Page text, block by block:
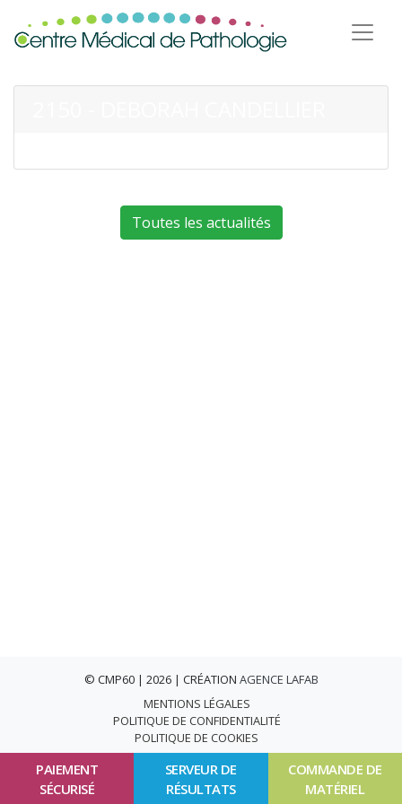
PAIEMENT
SÉCURISÉ
SERVEUR DE
RÉSULTATS
COMMANDE DE
MATÉRIEL
Toutes les actualités
© CMP60 | 2026 | CRÉATION AGENCE LAFAB
MENTIONS LÉGALES
POLITIQUE DE CONFIDENTIALITÉ
POLITIQUE DE COOKIES